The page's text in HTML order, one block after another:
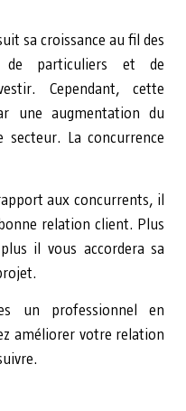
sa croissance au fil des
particuliers et de
Cependant, cette
une augmentation du
secteur. La concurrence
aux concurrents, il
relation client. Plus
il vous accordera sa
un professionnel en
améliorer votre relation